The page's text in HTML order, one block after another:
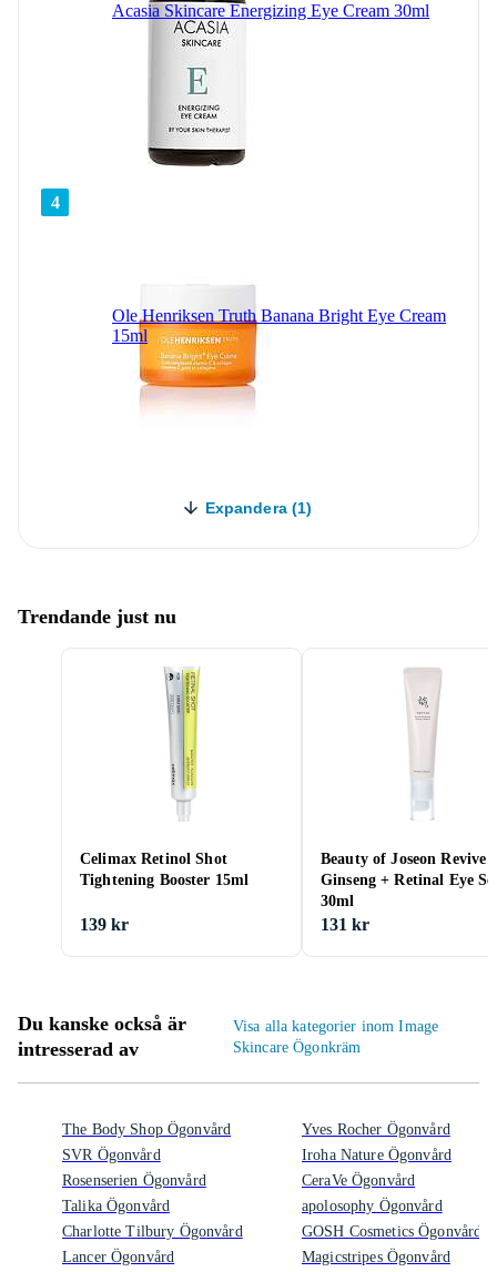
Acasia Skincare Energizing Eye Cream 30ml
4
Ole Henriksen Truth Banana Bright Eye Cream
15ml
Expandera (1)
Trendande just nu
Celimax Retinol Shot
Tightening Booster 15ml
139 kr
Beauty of Joseon Revive
Ginseng + Retinal Eye
30ml
131 kr
Du kanske också är
intresserad av
Visa alla kategorier inom Image
Skincare Ögonkräm
The Body Shop Ögonvård
SVR Ögonvård
Rosenserien Ögonvård
Talika Ögonvård
Charlotte Tilbury Ögonvård
Lancer Ögonvård
Yves Rocher Ögonvård
Iroha Nature Ögonvård
CeraVe Ögonvård
apolosophy Ögonvård
GOSH Cosmetics Ögonvård
Magicstripes Ögonvård